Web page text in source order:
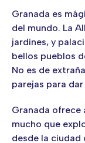
Granada es
del mundo. La
jardines, y
bellos pueblos
No es de
parejas para
Granada ofrece
mucho que
desde la ciudad